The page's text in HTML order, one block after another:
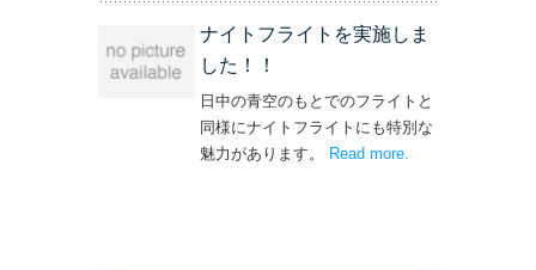
ナイトフライトを実施しま
した！！
日中の青空のもとでのフライトと
同様にナイトフライトにも特別な
魅力があります。
Read more